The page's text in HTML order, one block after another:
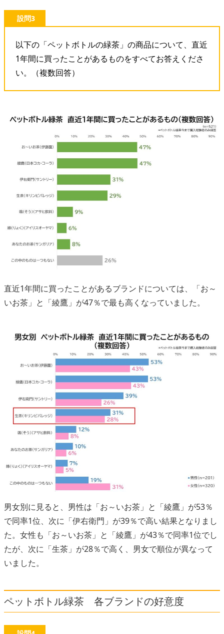
設問3
以下の「ペットボトルの緑茶」の商品について、直近
1年間に買ったことがあるものをすべてお答えくださ
い。（複数回答）
直近1年間に買ったことがあるブランドについては、「お～
いお茶」と「綾鷹」が47％で最も高くなっていました。
男女別に見ると、男性は「お～いお茶」と「綾鷹」が53％
で同率1位、次に「伊右衛門」が39％で高い結果となりまし
た。女性も「お～いお茶」と「綾鷹」が43％で同率1位でし
たが、次に「生茶」が28％で高く、男女で順位が異なって
いました。
ペットボトル緑茶 各ブランドの好意度